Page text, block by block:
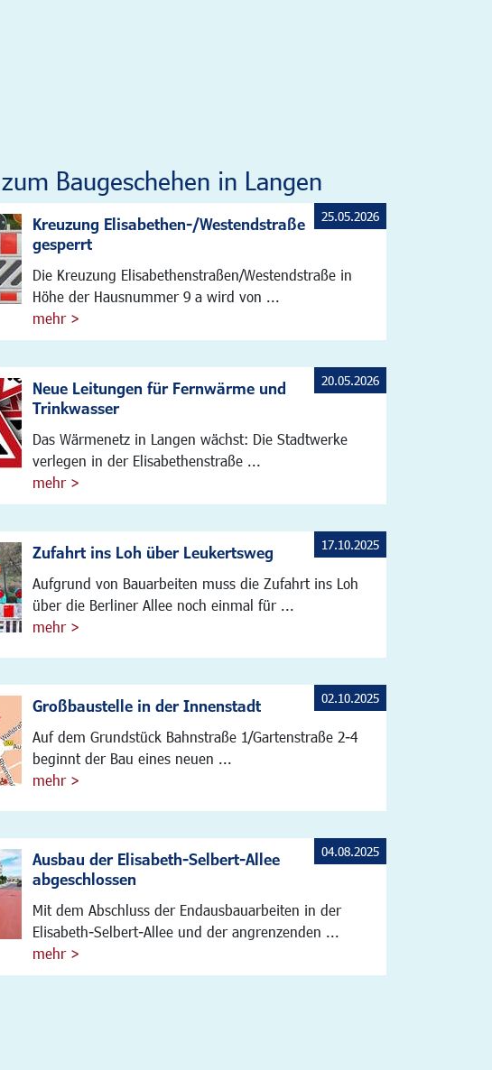
Baugeschehen in Langen
Kreuzung Elisabethen-/Westendstraße
gesperrt
Die Kreuzung Elisabethenstraßen/Westendstraße in
Höhe der Hausnummer 9 a wird von ...
mehr >
25.05.2026
Neue Leitungen für Fernwärme und
Trinkwasser
Das Wärmenetz in Langen wächst: Die Stadtwerke
verlegen in der Elisabethenstraße ...
mehr >
20.05.2026
Zufahrt ins Loh über Leukertsweg
Aufgrund von Bauarbeiten muss die Zufahrt ins Loh
über die Berliner Allee noch einmal für ...
mehr >
17.10.2025
Großbaustelle in der Innenstadt
Auf dem Grundstück Bahnstraße 1/Gartenstraße 2-4
beginnt der Bau eines neuen ...
mehr >
02.10.2025
Ausbau der Elisabeth-Selbert-Allee
abgeschlossen
Mit dem Abschluss der Endausbauarbeiten in der
Elisabeth-Selbert-Allee und der angrenzenden ...
mehr >
04.08.2025